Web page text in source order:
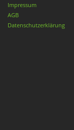
Impressum
AGB
Datenschutzerklärung